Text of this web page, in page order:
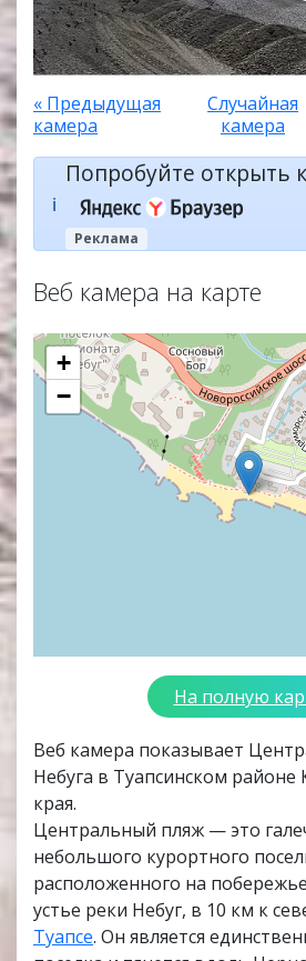
« Предыдущая
камера
Случайная
камера
ℹ️
Попробуйте открыть
Реклама
Веб камера на карте
+
−
На полную
Веб камера показывает
Небуга в Туапсинском районе
края.
Центральный пляж — это
небольшого курортного
расположенного на
устье реки Небуг, в 10 км к
Туапсе. Он является